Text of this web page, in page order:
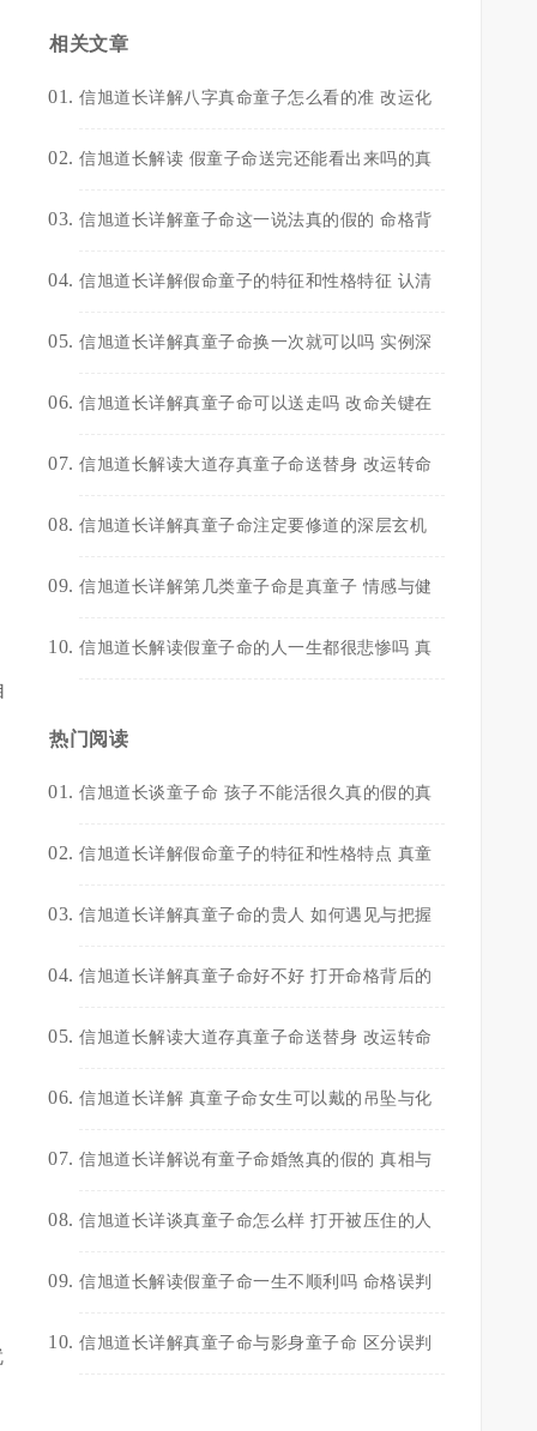
相关文章
信旭道长详解八字真命童子怎么看的准 改运化
信旭道长解读 假童子命送完还能看出来吗的真
信旭道长详解童子命这一说法真的假的 命格背
信旭道长详解假命童子的特征和性格特征 认清
信旭道长详解真童子命换一次就可以吗 实例深
信旭道长详解真童子命可以送走吗 改命关键在
信旭道长解读大道存真童子命送替身 改运转命
信旭道长详解真童子命注定要修道的深层玄机
信旭道长详解第几类童子命是真童子 情感与健
信旭道长解读假童子命的人一生都很悲惨吗 真
热门阅读
信旭道长谈童子命 孩子不能活很久真的假的真
信旭道长详解假命童子的特征和性格特点 真童
信旭道长详解真童子命的贵人 如何遇见与把握
信旭道长详解真童子命好不好 打开命格背后的
信旭道长解读大道存真童子命送替身 改运转命
信旭道长详解 真童子命女生可以戴的吊坠与化
信旭道长详解说有童子命婚煞真的假的 真相与
信旭道长详谈真童子命怎么样 打开被压住的人
信旭道长解读假童子命一生不顺利吗 命格误判
信旭道长详解真童子命与影身童子命 区分误判